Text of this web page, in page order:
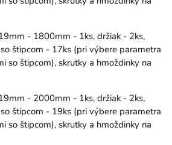
- 1800mm - 1ks, držiak - 2ks,
štipcom - 17ks (pri výbere parametra
so štipcom), skrutky a hmoždinky na
- 2000mm - 1ks, držiak - 2ks,
štipcom - 19ks (pri výbere parametra
so štipcom), skrutky a hmoždinky na